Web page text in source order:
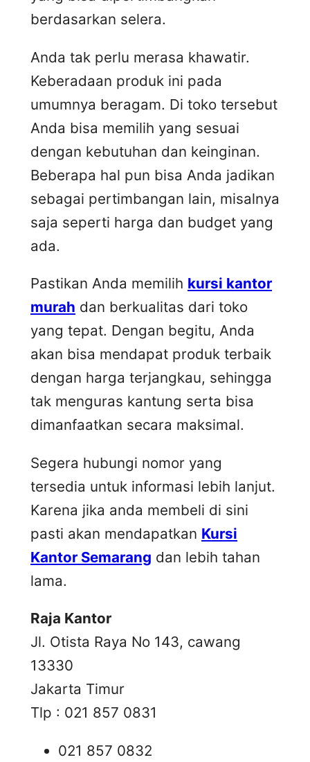
berdasarkan selera.
Anda tak perlu merasa khawatir.
Keberadaan produk ini pada
umumnya beragam. Di toko tersebut
Anda bisa memilih yang sesuai
dengan kebutuhan dan keinginan.
Beberapa hal pun bisa Anda jadikan
sebagai pertimbangan lain, misalnya
saja seperti harga dan budget yang
ada.
Pastikan Anda memilih kursi kantor
murah dan berkualitas dari toko
yang tepat. Dengan begitu, Anda
akan bisa mendapat produk terbaik
dengan harga terjangkau, sehingga
tak menguras kantung serta bisa
dimanfaatkan secara maksimal.
Segera hubungi nomor yang
tersedia untuk informasi lebih lanjut.
Karena jika anda membeli di sini
pasti akan mendapatkan Kursi
Kantor Semarang dan lebih tahan
lama.
Raja Kantor
Jl. Otista Raya No 143, cawang
13330
Jakarta Timur
Tlp : 021 857 0831
021 857 0832